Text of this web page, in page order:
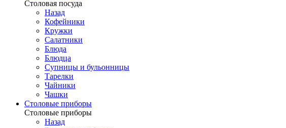
Столовая посуда
Назад
Кофейники
Кружки
Салатники
Блюда
Блюдца
Супницы и бульонницы
Тарелки
Чайники
Чашки
Cтоловые приборы
Cтоловые приборы
Назад